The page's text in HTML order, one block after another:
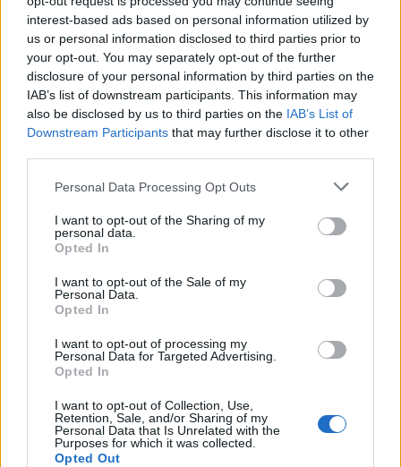
interest-based ads based on personal information utilized by
us or personal information disclosed to third parties prior to
your opt-out. You may separately opt-out of the further
disclosure of your personal information by third parties on the
IAB’s list of downstream participants. This information may
also be disclosed by us to third parties on the IAB’s List of
Downstream Participants that may further disclose it to other
Personal Data Processing Opt Outs
I want to opt-out of the Sharing of my
personal data.
Opted In
I want to opt-out of the Sale of my
Personal Data.
Opted In
I want to opt-out of processing my
Personal Data for Targeted Advertising.
Opted In
I want to opt-out of Collection, Use,
Retention, Sale, and/or Sharing of my
Personal Data that Is Unrelated with the
Purposes for which it was collected.
Opted Out
συγκεκριμένη πρόταση, που θα σέβεται και θα
τιμά απόλυτα την ναυτική παράδοση του Τυρού, με
έμφαση στονΆνθρωποτης Θάλασσας, τον
ναυτικό, τον ψαρά. Ο πρόεδρος τότε, όχι απλός
δεν απόρριψε την πρόταση αλλά την βρήκε πολύ
ενδιαφέρουσα οπότε μπήκαμε και σε λεπτομέρειες
θα μεταφέρει την πρόταση στα μέλη του Δ.Σ. και
του ζητήσαμε να το πράξει άμεσα γιατί τα χρονικά
περιθώρια για μια τέτοια εκδήλωση είναι μηδενικά.
Σε συνέχεια της συνάντησης μας και μετά από
συνεχόμενα αναπάντητα τηλεφωνήματα την
επόμενη Τετάρτη 23 Ιουλίου μας ενημέρωσε ότι το
Δ.Σ. διαφωνεί με την πρόταση του Δημάρχου και
μπορεί σαν σύλλογος να προσφέρει οργανωτικά,
προτάσσοντας σαν δικαιολογία το οικονομικό.